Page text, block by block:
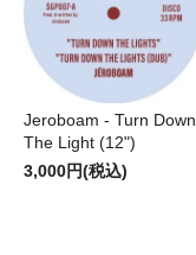
Jeroboam - Turn Down
The Light (12")
3,000円(税込)